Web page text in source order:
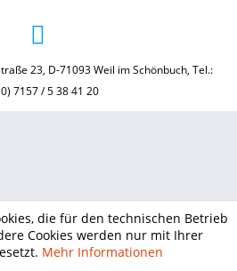
23, D-71093 Weil im Schönbuch, Tel.:
7157 / 5 38 41 20
die für den technischen Betrieb
Cookies werden nur mit Ihrer
Mehr Informationen